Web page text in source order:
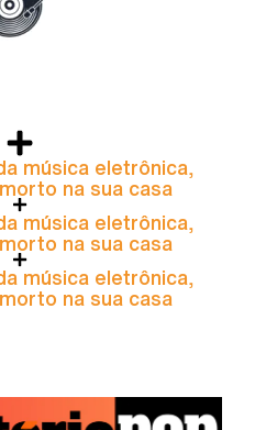
música eletrônica,
na sua casa
música eletrônica,
na sua casa
música eletrônica,
na sua casa